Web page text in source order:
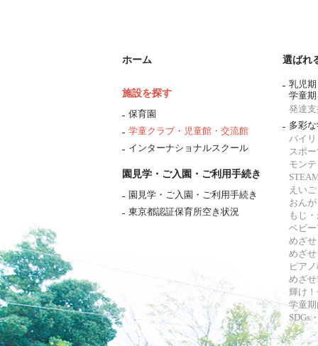
ホーム
施設を探す
保育園
学童クラブ・児童館・交流館
インターナショナルスクール
園見学・ご入園・ご利用手続き
園見学・ご入園・ご利用手続き
東京都認証保育所空き状況
選ばれ
乳児
学童
発達
多彩
バイ
スポ
モン
えいご
おん
もじ
ベビ
めざ
めざ
ピア
めざ
輝け
学童
SDGs